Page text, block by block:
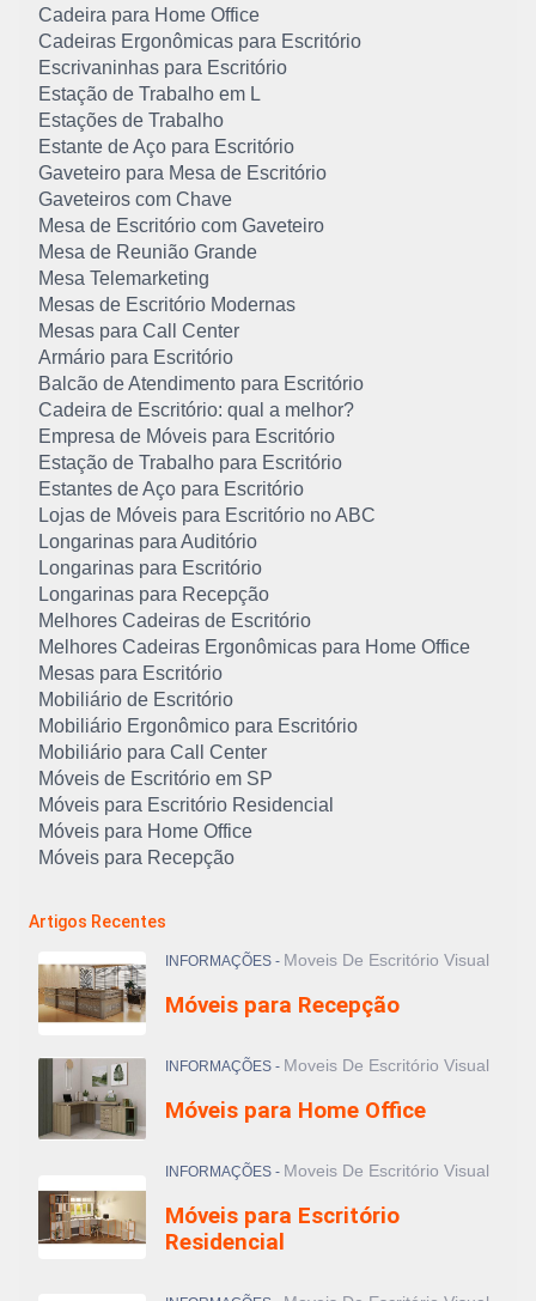
Cadeira para Home Office
Cadeiras Ergonômicas para Escritório
Escrivaninhas para Escritório
Estação de Trabalho em L
Estações de Trabalho
Estante de Aço para Escritório
Gaveteiro para Mesa de Escritório
Gaveteiros com Chave
Mesa de Escritório com Gaveteiro
Mesa de Reunião Grande
Mesa Telemarketing
Mesas de Escritório Modernas
Mesas para Call Center
Armário para Escritório
Balcão de Atendimento para Escritório
Cadeira de Escritório: qual a melhor?
Empresa de Móveis para Escritório
Estação de Trabalho para Escritório
Estantes de Aço para Escritório
Lojas de Móveis para Escritório no ABC
Longarinas para Auditório
Longarinas para Escritório
Longarinas para Recepção
Melhores Cadeiras de Escritório
Melhores Cadeiras Ergonômicas para Home Office
Mesas para Escritório
Mobiliário de Escritório
Mobiliário Ergonômico para Escritório
Mobiliário para Call Center
Móveis de Escritório em SP
Móveis para Escritório Residencial
Móveis para Home Office
Móveis para Recepção
Artigos Recentes
INFORMAÇÕES - Moveis De Escritório Visual
Móveis para Recepção
INFORMAÇÕES - Moveis De Escritório Visual
Móveis para Home Office
INFORMAÇÕES - Moveis De Escritório Visual
Móveis para Escritório
Residencial